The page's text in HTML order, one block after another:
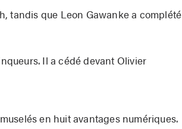
tandis que Leon Gawanke a complété
Il a cédé devant Olivier
en huit avantages numériques.